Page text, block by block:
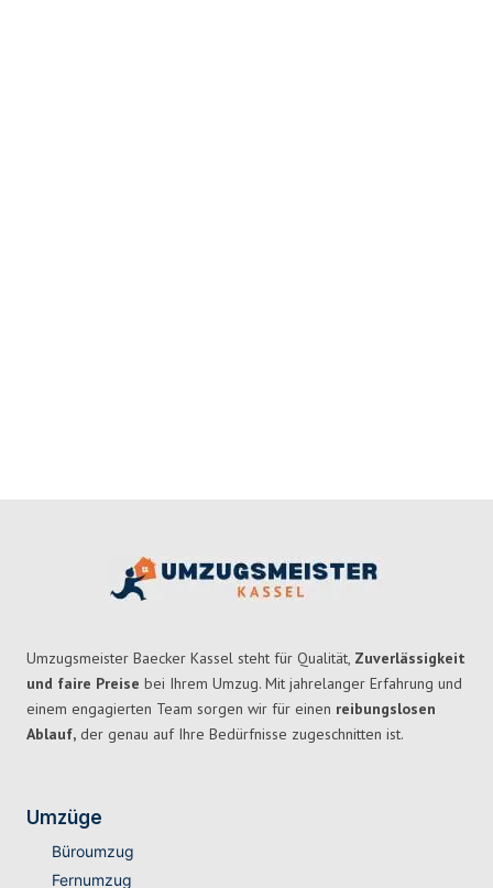
Umzugsmeister Baecker Kassel steht für Qualität, Zuverlässigkeit
und faire Preise bei Ihrem Umzug. Mit jahrelanger Erfahrung und
einem engagierten Team sorgen wir für einen reibungslosen
Ablauf, der genau auf Ihre Bedürfnisse zugeschnitten ist.
Umzüge
Büroumzug
Fernumzug